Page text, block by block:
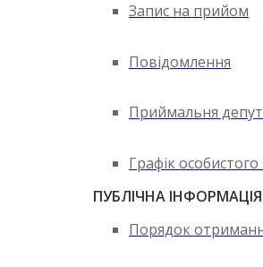
Запис на прийом
Повідомлення
Приймальня
Графік
ПУБЛІЧНА ІНФОРМАЦІЯ
Порядок